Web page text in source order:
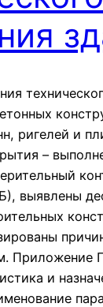
ригелей и
–
выявлены
Приложение
и